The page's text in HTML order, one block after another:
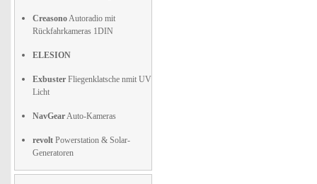
CreasonoAutoradio mit
Rückfahrkameras 1DIN
ELESION
Exbuster Fliegenklatsche nmit UV
Licht
NavGearAuto-Kameras
revolt Powerstation & Solar-
Generatoren